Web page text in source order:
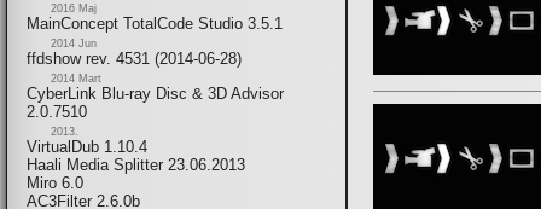
2016 Maj
MainConcept TotalCode Studio 3.5.1
2014 Jun
ffdshow rev. 4531 (2014-06-28)
2014 Mart
CyberLink Blu-ray Disc & 3D Advisor
2.0.7510
2013.
VirtualDub 1.10.4
Haali Media Splitter 23.06.2013
Miro 6.0
AC3Filter 2.6.0b